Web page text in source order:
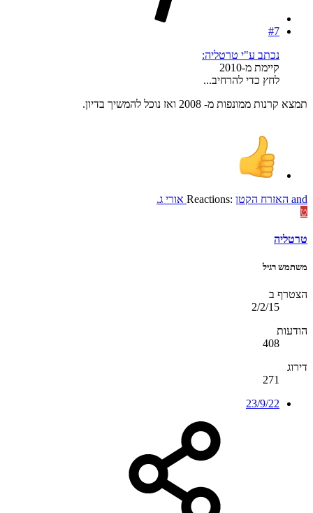
#7
נכתב ע"י טרטליה:
קיימת מ-2010
לחץ כדי להרחיב...
תמצא קרנות ממונפות מ- 2008 ואז נוכל להמשיך בדיון.
Reactions: האזרח הקטן and
אורי ג.
ט
טרטליה
משתמש רגיל
הצטרף ב
2/2/15
הודעות
408
דירוג
271
23/9/22